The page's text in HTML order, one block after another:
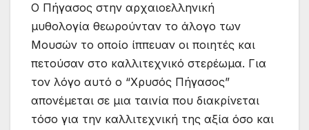
Ο Πήγασος στην αρχαιοελληνική
μυθολογία θεωρούνταν το άλογο των
Μουσών το οποίο ίππευαν οι ποιητές και
πετούσαν στο καλλιτεχνικό στερέωμα. Για
τον λόγο αυτό ο “Χρυσός Πήγασος”
απονέμεται σε μια ταινία που διακρίνεται
τόσο για την καλλιτεχνική της αξία όσο και